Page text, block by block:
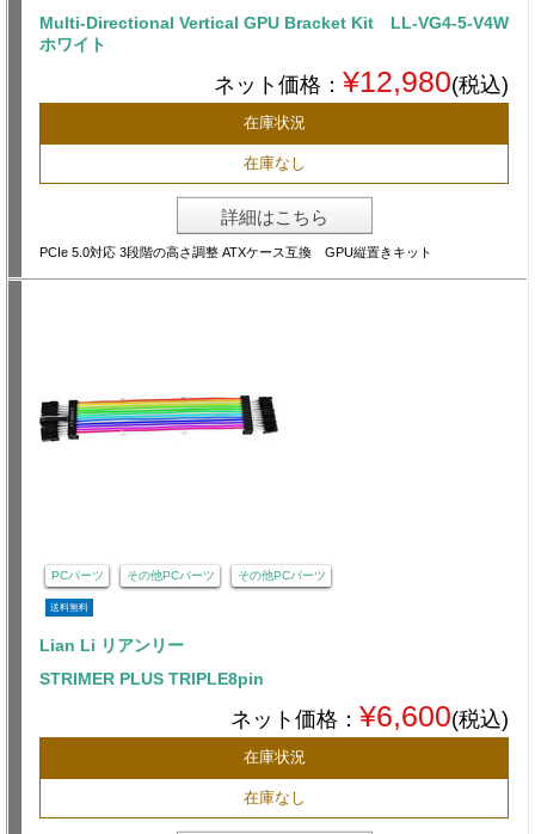
Multi-Directional Vertical GPU Bracket Kit LL-VG4-5-V4W
ホワイト
ネット価格： ¥12,980(税込)
在庫状況
在庫なし
詳細はこちら
PCIe 5.0対応 3段階の高さ調整 ATXケース互換 GPU縦置きキット
PCパーツ その他PCパーツ その他PCパーツ
送料無料
Lian Li リアンリー
STRIMER PLUS TRIPLE8pin
ネット価格： ¥6,600(税込)
在庫状況
在庫なし